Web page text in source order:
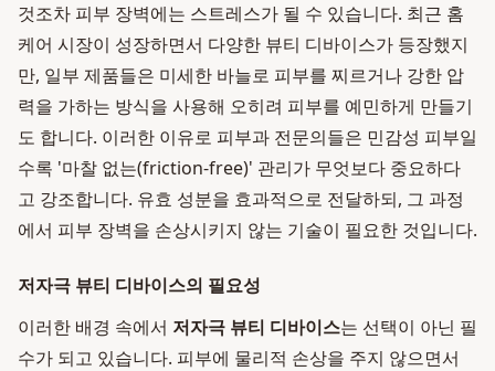
것조차 피부 장벽에는 스트레스가 될 수 있습니다. 최근 홈
케어 시장이 성장하면서 다양한 뷰티 디바이스가 등장했지
만, 일부 제품들은 미세한 바늘로 피부를 찌르거나 강한 압
력을 가하는 방식을 사용해 오히려 피부를 예민하게 만들기
도 합니다. 이러한 이유로 피부과 전문의들은 민감성 피부일
수록 '마찰 없는(friction-free)' 관리가 무엇보다 중요하다
고 강조합니다. 유효 성분을 효과적으로 전달하되, 그 과정
에서 피부 장벽을 손상시키지 않는 기술이 필요한 것입니다.
저자극 뷰티 디바이스의 필요성
이러한 배경 속에서 저자극 뷰티 디바이스는 선택이 아닌 필
수가 되고 있습니다. 피부에 물리적 손상을 주지 않으면서